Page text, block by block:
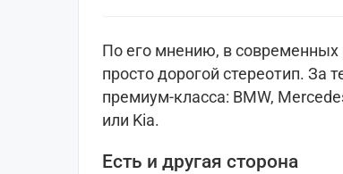
По его мнению, в современных
просто дорогой стереотип. За
премиум-класса: BMW,
или Kia.
Есть и другая сторона